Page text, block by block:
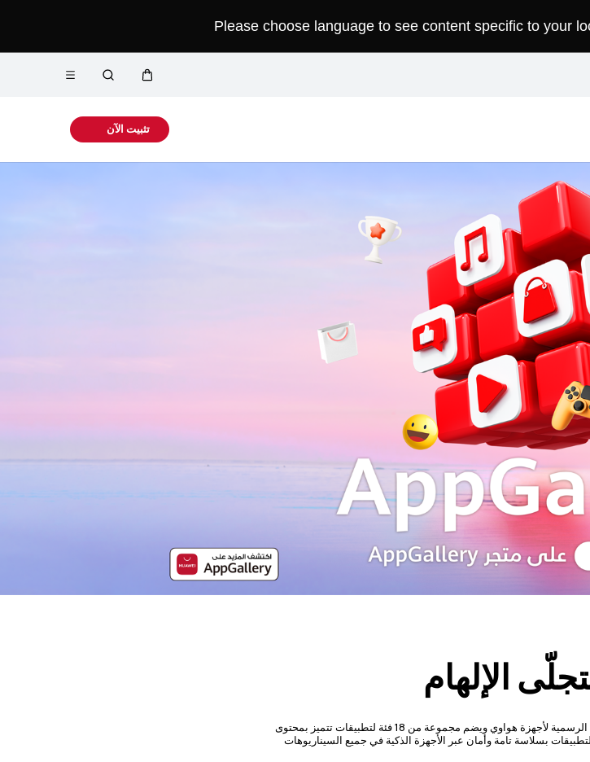
Please choose language to see content specific to your
فتح
تثبيت الآن
الإلهام
متجر HUAWEI AppGallery هو منصة توزيع التطبيقات الرسمية لأجهزة هواوي ويضم مجموعة من 18 فئة لتطبيقات تتميز بمحتوى
بسلاسة تامة وأمان عبر الأجهزة الذكية في جميع السيناريوهات